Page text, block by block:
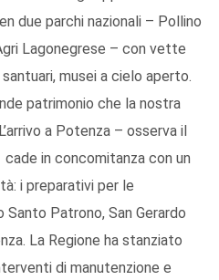
due parchi nazionali – Pollino
Lagonegrese – con vette
musei a cielo aperto.
patrimonio che la nostra
a Potenza – osserva il
in concomitanza con un
i preparativi per le
Patrono, San Gerardo
La Regione ha stanziato
di manutenzione e